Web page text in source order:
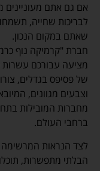
אם גם אתם מעוניינים
לבריכות שחייה,
שאתם במקום הנכון.
חברת "קרמיקה נוף
מציעה עבורכם עשרות
של פסיפס בגדלים,
וצבעים מגוונים,
מחברות המובילות
ברחבי העולם.
לצד הנראות המרשימה
הבלתי מתפשרות,